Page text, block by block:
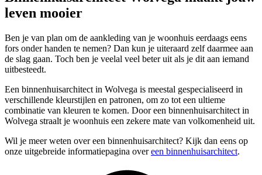
leven mooier
Ben je van plan om de aankleding van je woonhuis eerdaags eens
fors onder handen te nemen? Dan kun je uiteraard zelf daarmee aan
de slag gaan. Toch ben je veelal veel beter uit als je dit aan iemand
uitbesteedt.
Een binnenhuisarchitect in Wolvega is meestal gespecialiseerd in
verschillende kleurstijlen en patronen, om zo tot een ultieme
combinatie van kleuren te komen. Door een binnenhuisarchitect in
Wolvega straalt je woonhuis een zekere mate van volkomenheid uit.
Wil je meer weten over een binnenhuisarchitect? Kijk dan eens op
onze uitgebreide informatiepagina overeen binnenhuisarchitect.